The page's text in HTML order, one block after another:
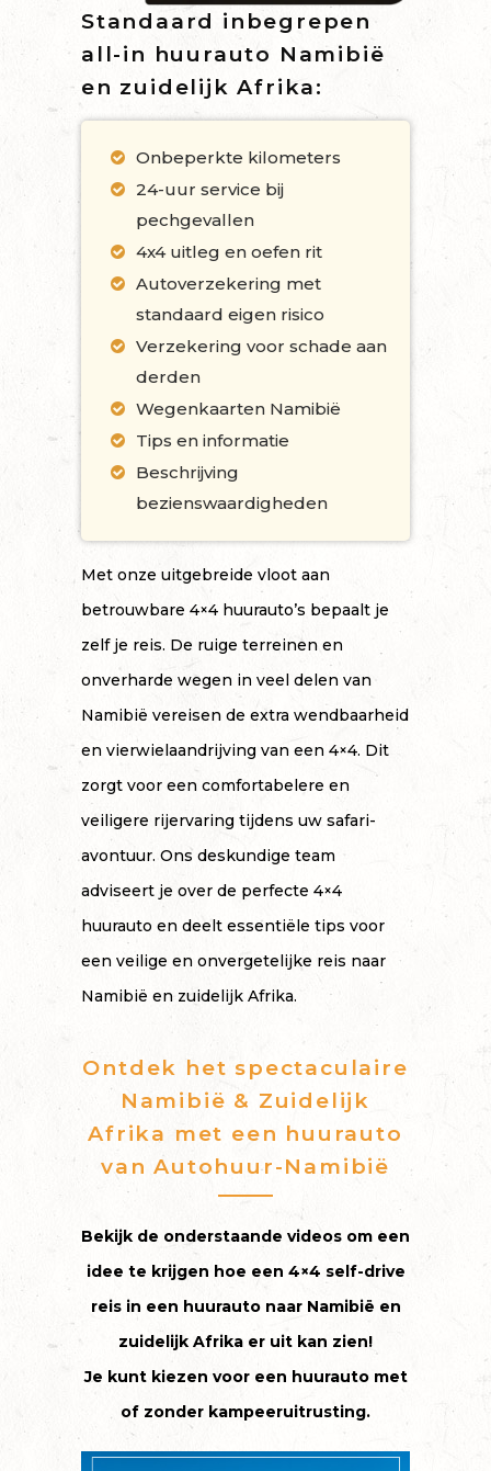
Standaard inbegrepen
all-in huurauto Namibië
en zuidelijk Afrika:
Onbeperkte kilometers
24-uur service bij
pechgevallen
4x4 uitleg en oefen rit
Autoverzekering met
standaard eigen risico
Verzekering voor schade aan
derden
Wegenkaarten Namibië
Tips en informatie
Beschrijving
bezienswaardigheden
Met onze uitgebreide vloot aan
betrouwbare 4×4 huurauto’s bepaalt je
zelf je reis. De ruige terreinen en
onverharde wegen in veel delen van
Namibië vereisen de extra wendbaarheid
en vierwielaandrijving van een 4×4. Dit
zorgt voor een comfortabelere en
veiligere rijervaring tijdens uw safari-
avontuur. Ons deskundige team
adviseert je over de perfecte 4×4
huurauto en deelt essentiële tips voor
een veilige en onvergetelijke reis naar
Namibië en zuidelijk Afrika.
Ontdek het spectaculaire
Namibië & Zuidelijk
Afrika met een huurauto
van Autohuur-Namibië
Bekijk de onderstaande videos om een
idee te krijgen hoe een 4×4 self-drive
reis in een huurauto naar Namibië en
zuidelijk Afrika er uit kan zien!
Je kunt kiezen voor een huurauto met
of zonder kampeeruitrusting.